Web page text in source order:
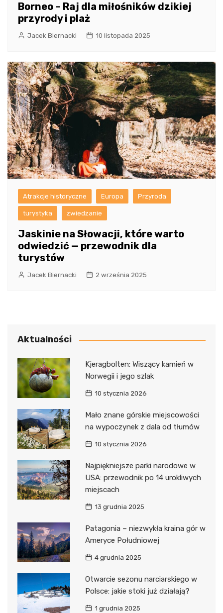
Borneo – Raj dla miłośników dzikiej
przyrody i plaż
Jacek Biernacki 10 listopada 2025
Atrakcje historyczne Europa Przyroda
turystyka zwiedzanie
Jaskinie na Słowacji, które warto
odwiedzić — przewodnik dla
turystów
Jacek Biernacki 2 września 2025
Aktualności
Kjeragbolten: Wiszący kamień w
Norwegii i jego szlak
10 stycznia 2026
Mało znane górskie miejscowości
na wypoczynek z dala od tłumów
10 stycznia 2026
Najpiękniejsze parki narodowe w
USA: przewodnik po 14 urokliwych
miejscach
13 grudnia 2025
Patagonia – niezwykła kraina gór w
Ameryce Południowej
4 grudnia 2025
Otwarcie sezonu narciarskiego w
Polsce: jakie stoki już działają?
1 grudnia 2025